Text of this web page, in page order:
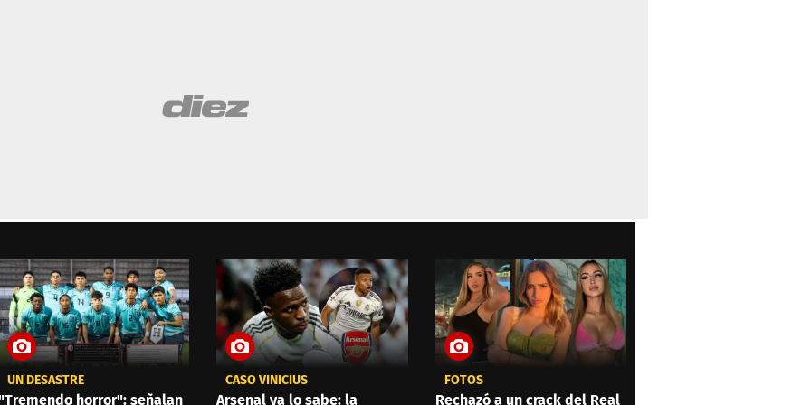
UN DESASTRE
horror": señalan
CASO VINICIUS
Arsenal ya lo sabe: la
FOTOS
Rechazó a un crack del Real